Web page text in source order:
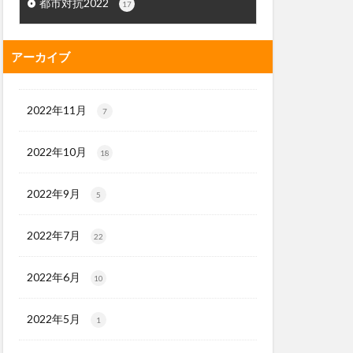
17
アーカイブ
2022年11月 7
2022年10月 18
2022年9月 5
2022年7月 22
2022年6月 10
2022年5月 1